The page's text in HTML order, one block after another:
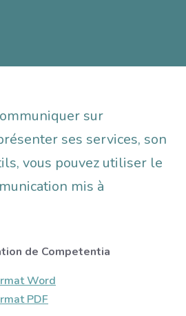
sur
ses services, son
vous pouvez utiliser le
mis à
de Competentia
Word
PDF